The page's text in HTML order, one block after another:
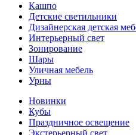
Кашпо
Детские светильники
Дизайнерская детская
Интерьерный свет
Зонирование
Шары
Уличная мебель
Урны
Новинки
Кубы
Праздничное освещение
Экстерьерный свет